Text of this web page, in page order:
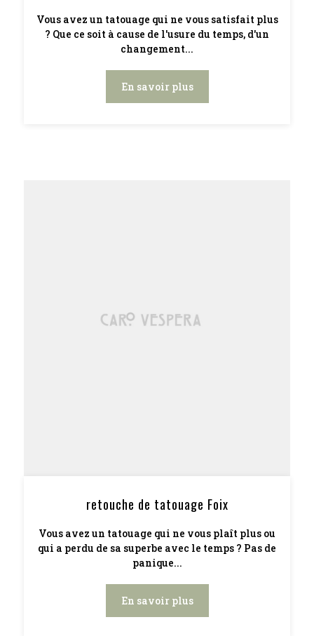
Vous avez un tatouage qui ne vous satisfait plus
? Que ce soit à cause de l'usure du temps, d'un
changement...
En savoir plus
retouche de tatouage Foix
Vous avez un tatouage qui ne vous plaît plus ou
qui a perdu de sa superbe avec le temps ? Pas de
panique...
En savoir plus